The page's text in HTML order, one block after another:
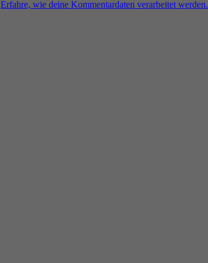
Erfahre, wie deine Kommentardaten verarbeitet werden.